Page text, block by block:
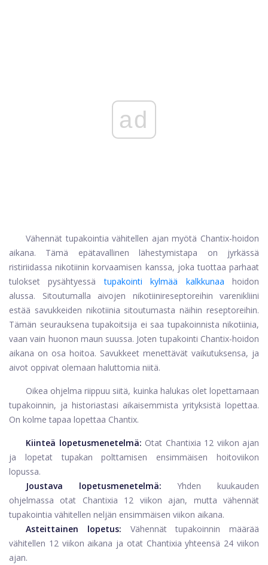
ad
Vähennät tupakointia vähitellen ajan myötä Chantix-hoidon
aikana. Tämä epätavallinen lähestymistapa on jyrkässä
ristiriidassa nikotiinin korvaamisen kanssa, joka tuottaa parhaat
tulokset pysähtyessä
tupakointi kylmää kalkkunaa
hoidon
alussa. Sitoutumalla aivojen nikotiinireseptoreihin varenikliini
estää savukkeiden nikotiinia sitoutumasta näihin reseptoreihin.
Tämän seurauksena tupakoitsija ei saa tupakoinnista nikotiinia,
vaan vain huonon maun suussa. Joten tupakointi Chantix-hoidon
aikana on osa hoitoa. Savukkeet menettävät vaikutuksensa, ja
aivot oppivat olemaan haluttomia niitä.
Oikea ohjelma riippuu siitä, kuinka halukas olet lopettamaan
tupakoinnin, ja historiastasi aikaisemmista yrityksistä lopettaa.
On kolme tapaa lopettaa Chantix.
Kiinteä lopetusmenetelmä: Otat Chantixia 12 viikon ajan
ja lopetat tupakan polttamisen ensimmäisen hoitoviikon
lopussa.
Joustava lopetusmenetelmä:
Yhden kuukauden
ohjelmassa otat Chantixia 12 viikon ajan, mutta vähennät
tupakointia vähitellen neljän ensimmäisen viikon aikana.
Asteittainen lopetus:
Vähennät tupakoinnin määrää
vähitellen 12 viikon aikana ja otat Chantixia yhteensä 24 viikon
ajan.